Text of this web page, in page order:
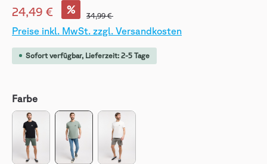
24,49 € %
34,99 €
Preise inkl. MwSt. zzgl. Versandkosten
Sofort verfügbar, Lieferzeit: 2-5 Tage
Farbe